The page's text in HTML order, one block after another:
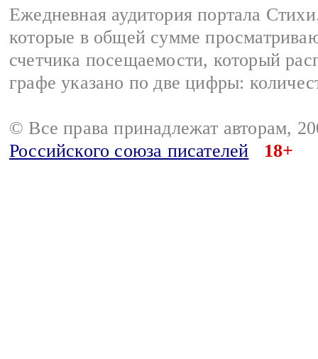
Ежедневная аудитория портала
которые в общей сумме
счетчика посещаемости, который
графе указано по две цифры:
© Все права принадлежат авторам,
Российского союза писателей
18+